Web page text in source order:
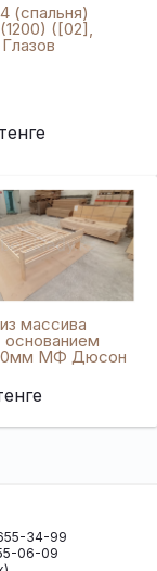
(спальня)
([02],
тенге
массива
МФ Дюсон
34-99
06-09